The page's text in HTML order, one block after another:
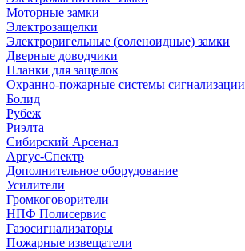
Моторные замки
Электрозащелки
Электроригельные (cоленоидные) замки
Дверные доводчики
Планки для защелок
Охранно-пожарные системы сигнализации
Болид
Рубеж
Риэлта
Сибирский Арсенал
Аргус-Спектр
Дополнительное оборудование
Усилители
Громкоговорители
НПФ Полисервис
Газосигнализаторы
Пожарные извещатели